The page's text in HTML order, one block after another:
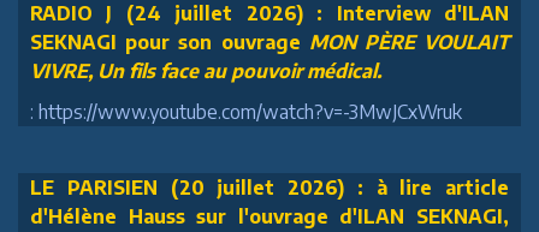
RADIO J (24 juillet 2026) : Interview d'ILAN
SEKNAGI pour son ouvrage MON PÈRE VOULAIT
VIVRE, Un fils face au pouvoir médical.
: https://www.youtube.com/watch?v=-3MwJCxWruk
LE PARISIEN (20 juillet 2026) : à lire article
d'Hélène Hauss sur l'ouvrage d'ILAN SEKNAGI,